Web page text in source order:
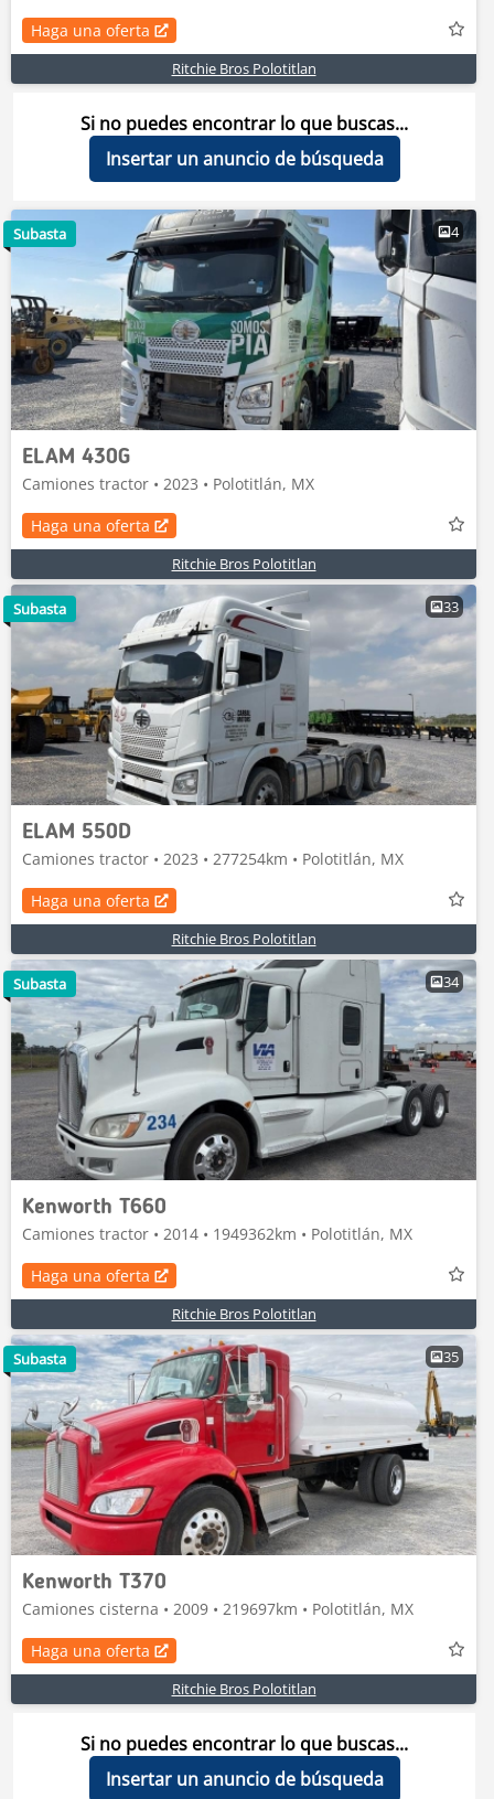
Haga una oferta
Ritchie Bros Polotitlan
Si no puedes encontrar lo que buscas...
Insertar un anuncio de búsqueda
4
ELAM 430G
Camiones tractor • 2023 • Polotitlán, MX
Haga una oferta
Ritchie Bros Polotitlan
Subasta
33
ELAM 550D
Camiones tractor • 2023 • 277254km • Polotitlán, MX
Haga una oferta
Ritchie Bros Polotitlan
Subasta
34
Kenworth T660
Camiones tractor • 2014 • 1949362km • Polotitlán, MX
Haga una oferta
Ritchie Bros Polotitlan
Subasta
35
Kenworth T370
Camiones cisterna • 2009 • 219697km • Polotitlán, MX
Haga una oferta
Ritchie Bros Polotitlan
Subasta
Si no puedes encontrar lo que buscas...
Insertar un anuncio de búsqueda